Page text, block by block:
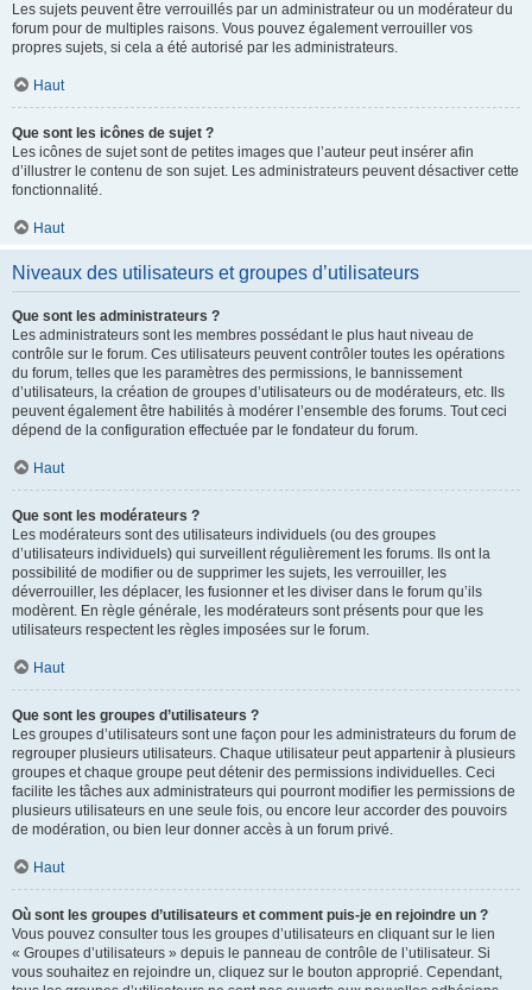
Les sujets peuvent être verrouillés par un administrateur ou un modérateur du
forum pour de multiples raisons. Vous pouvez également verrouiller vos
propres sujets, si cela a été autorisé par les administrateurs.
Haut
Que sont les icônes de sujet ?
Les icônes de sujet sont de petites images que l’auteur peut insérer afin
d’illustrer le contenu de son sujet. Les administrateurs peuvent désactiver cette
fonctionnalité.
Haut
Niveaux des utilisateurs et groupes d’utilisateurs
Que sont les administrateurs ?
Les administrateurs sont les membres possédant le plus haut niveau de
contrôle sur le forum. Ces utilisateurs peuvent contrôler toutes les opérations
du forum, telles que les paramètres des permissions, le bannissement
d’utilisateurs, la création de groupes d’utilisateurs ou de modérateurs, etc. Ils
peuvent également être habilités à modérer l’ensemble des forums. Tout ceci
dépend de la configuration effectuée par le fondateur du forum.
Haut
Que sont les modérateurs ?
Les modérateurs sont des utilisateurs individuels (ou des groupes
d’utilisateurs individuels) qui surveillent régulièrement les forums. Ils ont la
possibilité de modifier ou de supprimer les sujets, les verrouiller, les
déverrouiller, les déplacer, les fusionner et les diviser dans le forum qu’ils
modèrent. En règle générale, les modérateurs sont présents pour que les
utilisateurs respectent les règles imposées sur le forum.
Haut
Que sont les groupes d’utilisateurs ?
Les groupes d’utilisateurs sont une façon pour les administrateurs du forum de
regrouper plusieurs utilisateurs. Chaque utilisateur peut appartenir à plusieurs
groupes et chaque groupe peut détenir des permissions individuelles. Ceci
facilite les tâches aux administrateurs qui pourront modifier les permissions de
plusieurs utilisateurs en une seule fois, ou encore leur accorder des pouvoirs
de modération, ou bien leur donner accès à un forum privé.
Haut
Où sont les groupes d’utilisateurs et comment puis-je en rejoindre un ?
Vous pouvez consulter tous les groupes d’utilisateurs en cliquant sur le lien
« Groupes d’utilisateurs » depuis le panneau de contrôle de l’utilisateur. Si
vous souhaitez en rejoindre un, cliquez sur le bouton approprié. Cependant,